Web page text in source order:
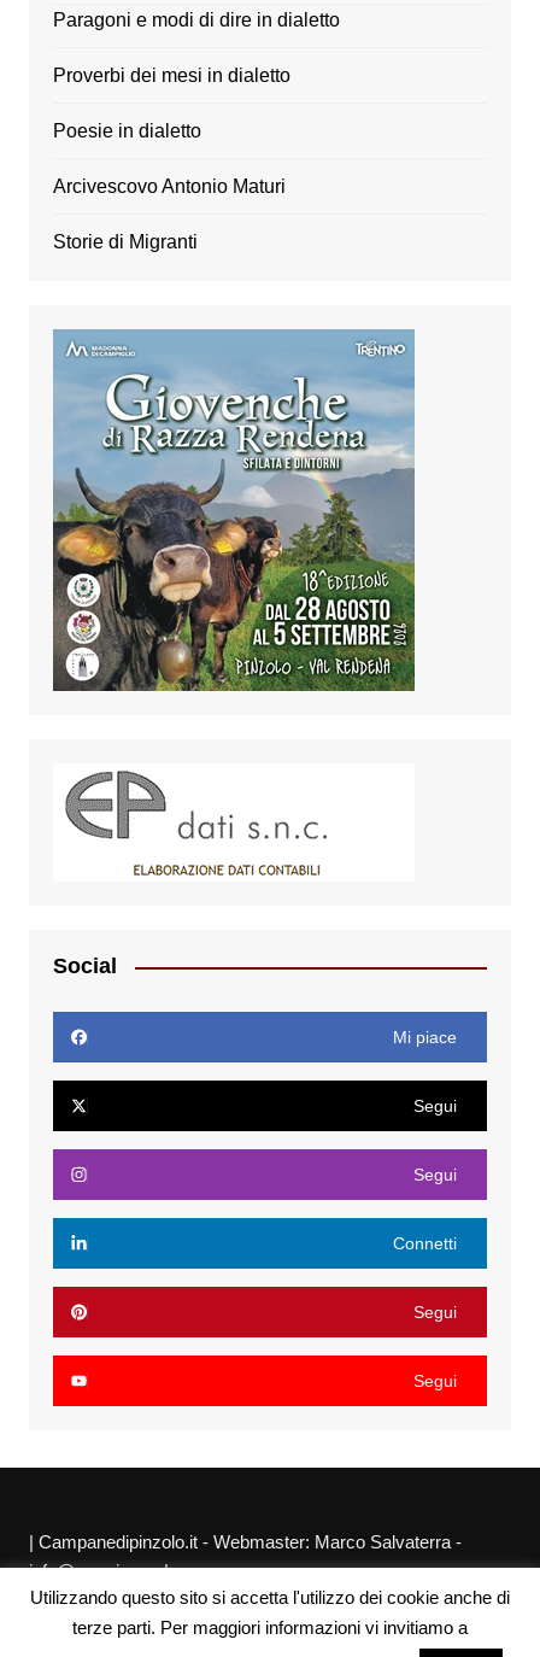
Paragoni e modi di dire in dialetto
Proverbi dei mesi in dialetto
Poesie in dialetto
Arcivescovo Antonio Maturi
Storie di Migranti
Social
Mi piace
Segui
Segui
Connetti
Segui
Segui
| Campanedipinzolo.it - Webmaster: Marco Salvaterra -
info@agraria.org |
Chi siamo Privacy Policy Sitemap Link utili
Utilizzando questo sito si accetta l'utilizzo dei cookie anche di
terze parti. Per maggiori informazioni vi invitiamo a